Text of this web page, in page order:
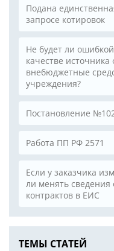
Подана
запросе котировок
Не будет ли
качестве
внебюджетные
учреждения?
Постановление
Работа ПП РФ 2571
Если у заказчика
ли менять сведения
контрактов в ЕИС
ТЕМЫ СТАТЕЙ